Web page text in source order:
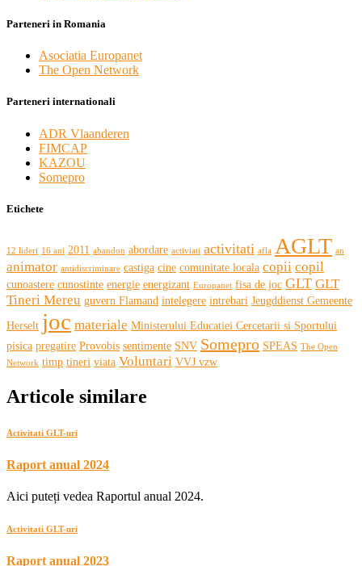
Parteneri in Romania
Asociatia Europanet
The Open Network
Parteneri internationali
ADR Vlaanderen
FIMCAP
KAZOU
Somepro
Etichete
12 lideri 16 ani 2011 abandon abordare activiati activitati afla AGLT an
animator antidiscriminare castiga cine comunitate locala copii copil
cunoastere cunostinte energie energizant Europanet fisa de joc GLT GLT
Tineri Mereu guvern Flamand intelegere intrebari Jeugddienst Gemeente
Herselt joc materiale Ministerului Educatiei Cercetarii si Sportului
pisica pregatire Provobis sentimente SNV Somepro SPEAS The Open
Network timp tineri viata Voluntari VVJ vzw
Articole similare
Activitati GLT-uri
Raport anual 2024
Aici puteți vedea Raportul anual 2024.
Activitati GLT-uri
Raport anual 2023